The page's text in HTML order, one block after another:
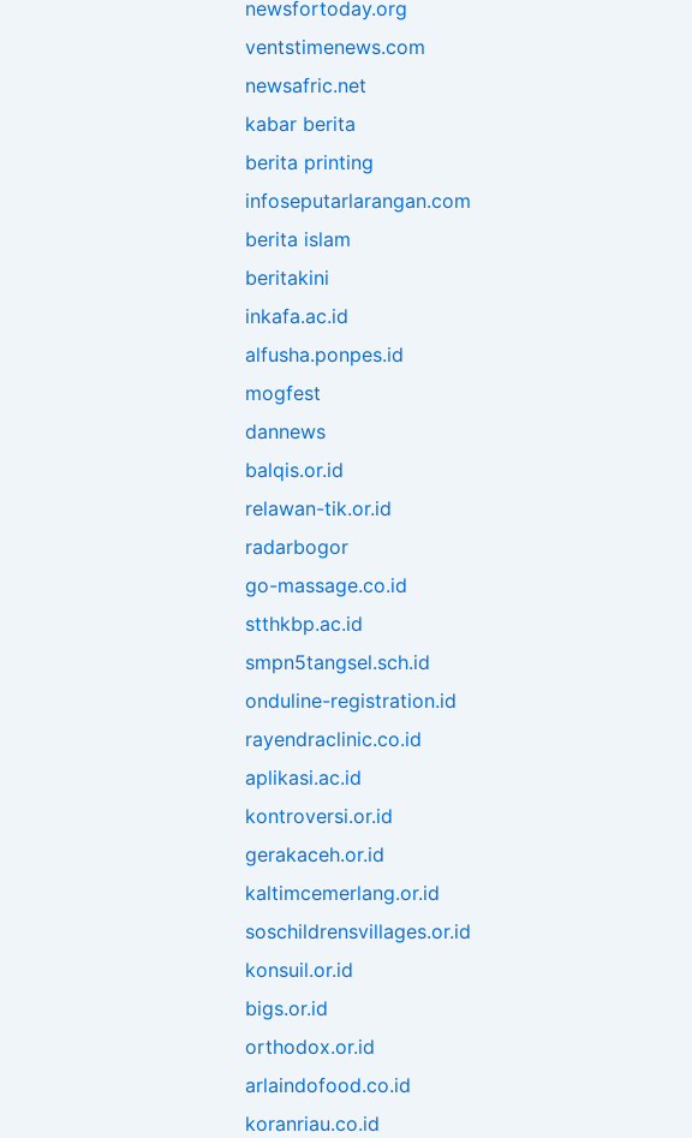
newsfortoday.org
ventstimenews.com
newsafric.net
kabar berita
berita printing
infoseputarlarangan.com
berita islam
beritakini
inkafa.ac.id
alfusha.ponpes.id
mogfest
dannews
balqis.or.id
relawan-tik.or.id
radarbogor
go-massage.co.id
stthkbp.ac.id
smpn5tangsel.sch.id
onduline-registration.id
rayendraclinic.co.id
aplikasi.ac.id
kontroversi.or.id
gerakaceh.or.id
kaltimcemerlang.or.id
soschildrensvillages.or.id
konsuil.or.id
bigs.or.id
orthodox.or.id
arlaindofood.co.id
koranriau.co.id